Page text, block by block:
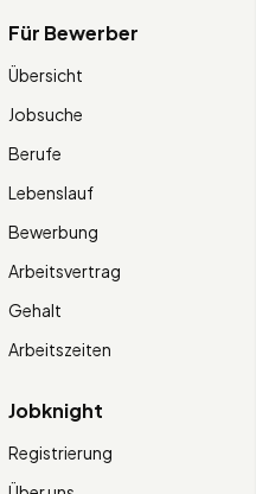
Für Bewerber
Übersicht
Jobsuche
Berufe
Lebenslauf
Bewerbung
Arbeitsvertrag
Gehalt
Arbeitszeiten
Jobknight
Registrierung